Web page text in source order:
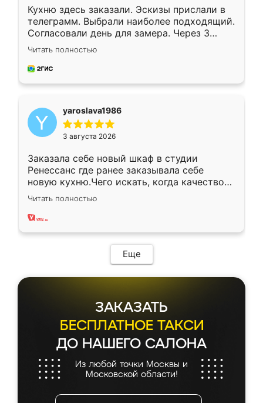
Кухню здесь заказали. Эскизы прислали в
телеграмм. Выбрали наиболее подходящий.
Согласовали день для замера. Через 3
недели кухня была уже готова. Остались
довольны работой. Спасибо Ренессанс
мебель за качественную работу!
Читать полностью
yaroslava1986
3 августа 2026
Заказала себе новый шкаф в студии
Ренессанс где ранее заказывала себе
новую кухню.Чего искать, когда качеством
вполне довольна. Служит кухня уже почти
два года, нареканий нет.
Читать полностью
Еще
ЗАКАЗАТЬ
БЕСПЛАТНОЕ ТАКСИ
ДО НАШЕГО САЛОНА
Из любой точки Москвы и
Московской области!